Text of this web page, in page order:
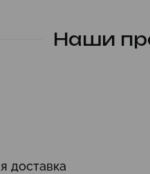
Наши
доставка